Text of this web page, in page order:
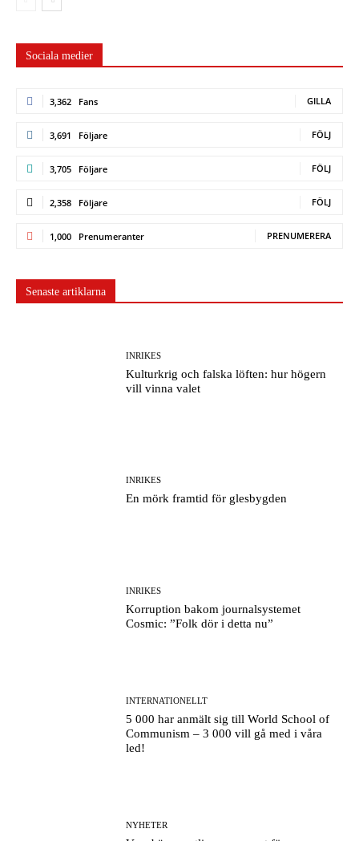
Sociala medier
3,362 Fans GILLA
3,691 Följare FÖLJ
3,705 Följare FÖLJ
2,358 Följare FÖLJ
1,000 Prenumeranter PRENUMERERA
Senaste artiklarna
INRIKES
Kulturkrig och falska löften: hur högern
vill vinna valet
INRIKES
En mörk framtid för glesbygden
INRIKES
Korruption bakom journalsystemet
Cosmic: ”Folk dör i detta nu”
INTERNATIONELLT
5 000 har anmält sig till World School of
Communism – 3 000 vill gå med i våra
led!
NYHETER